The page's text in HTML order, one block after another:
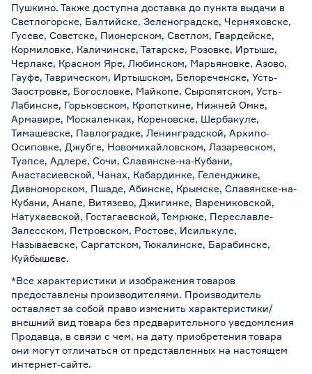
Пушкино. Также доступна доставка до пункта выдачи в
Светлогорске, Балтийске, Зеленоградске, Черняховске,
Гусеве, Советске, Пионерском, Светлом, Гвардейске,
Кормиловке, Каличинске, Татарске, Розовке, Иртыше,
Черлаке, Красном Яре, Любинском, Марьяновке, Азово,
Гауфе, Таврическом, Иртышском, Белореченске, Усть-
Заостровке, Богословке, Майкопе, Сыропятском, Усть-
Лабинске, Горьковском, Кропоткине, Нижней Омке,
Армавире, Москаленках, Кореновске, Шербакуле,
Тимашевске, Павлоградке, Ленинградской, Архипо-
Осиповке, Джубге, Новомихайловском, Лазаревском,
Туапсе, Адлере, Сочи, Славянске-на-Кубани,
Анастасиевской, Чанах, Кабардинке, Геленджике,
Дивноморском, Пшаде, Абинске, Крымске, Славянске-на-
Кубани, Анапе, Витязево, Джигинке, Варениковской,
Натухаевской, Гостагаевской, Темрюке, Переславле-
Залесском, Петровском, Ростове, Исилькуле,
Называевске, Саргатском, Тюкалинске, Барабинске,
Куйбышеве.
*Все характеристики и изображения товаров
предоставлены производителями. Производитель
оставляет за собой право изменить характеристики/
внешний вид товара без предварительного уведомления
Продавца, в связи с чем, на дату приобретения товара
они могут отличаться от представленных на настоящем
интернет-сайте.